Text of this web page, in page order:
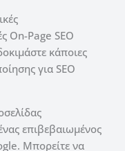
On-Page SEO
κάποιες
για SEO
επιβεβαιωμένος
Μπορείτε να